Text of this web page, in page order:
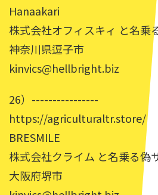
Hanaakari
株式会社オフィスキィ と名乗
神奈川県逗子市
kinvics@hellbright.biz
26）----------------
https://agriculturaltr.store/
BRESMILE
株式会社クライム と名乗る偽
大阪府堺市